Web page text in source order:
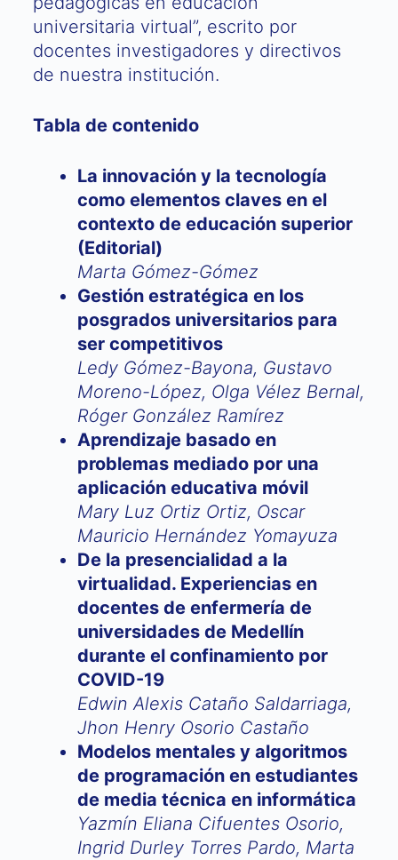
universitaria virtual”, escrito por
docentes investigadores y directivos
de nuestra institución.
Tabla de contenido
La innovación y la tecnología
como elementos claves en el
contexto de educación superior
(Editorial)
Marta Gómez-Gómez
Gestión estratégica en los
posgrados universitarios para
ser competitivos
Ledy Gómez-Bayona, Gustavo
Moreno-López, Olga Vélez Bernal,
Róger González Ramírez
Aprendizaje basado en
problemas mediado por una
aplicación educativa móvil
Mary Luz Ortiz Ortiz, Oscar
Mauricio Hernández Yomayuza
De la presencialidad a la
virtualidad. Experiencias en
docentes de enfermería de
universidades de Medellín
durante el confinamiento por
COVID-19
Edwin Alexis Cataño Saldarriaga,
Jhon Henry Osorio Castaño
Modelos mentales y algoritmos
de programación en estudiantes
de media técnica en informática
Yazmín Eliana Cifuentes Osorio,
Ingrid Durley Torres Pardo, Marta